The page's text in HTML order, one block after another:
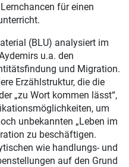
für einen
(BLU) analysiert im
u.a. den
und Migration.
Erzählstruktur, die die
„zu Wort kommen lässt“,
um
unbekannten „Leben im
zu beschäftigen.
wie handlungs- und
auf den Grund